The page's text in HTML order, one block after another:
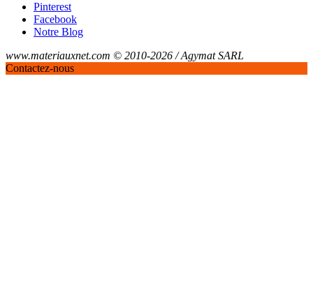
Pinterest
Facebook
Notre Blog
www.materiauxnet.com © 2010-2026 / Agymat SARL
Contactez-nous